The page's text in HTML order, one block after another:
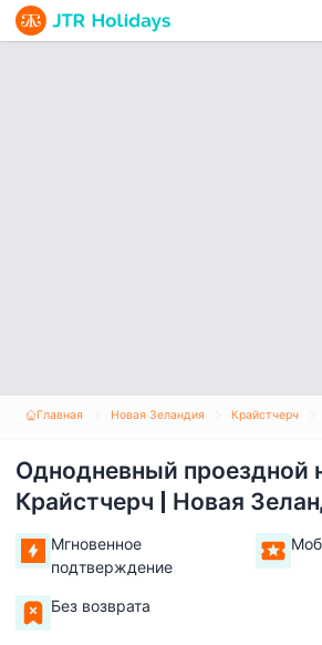
Главная Новая Зеландия Крайстчерч
Однодневный проездной
Крайстчерч | Новая
Мгновенное
подтверждение
Без возврата